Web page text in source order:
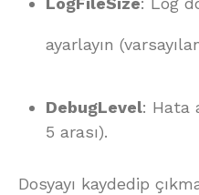
ayarlayın
DebugLevel: Hata
5 arası).
Dosyayı kaydedip